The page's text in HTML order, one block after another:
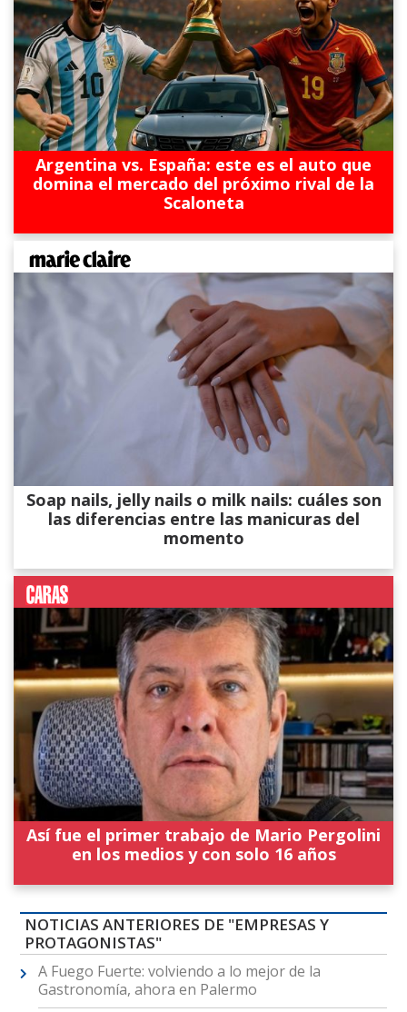
Argentina vs. España: este es el auto que
domina el mercado del próximo rival de la
Scaloneta
Soap nails, jelly nails o milk nails: cuáles son
las diferencias entre las manicuras del
momento
Así fue el primer trabajo de Mario Pergolini
en los medios y con solo 16 años
NOTICIAS ANTERIORES DE "EMPRESAS Y
PROTAGONISTAS"
A Fuego Fuerte: volviendo a lo mejor de la
Gastronomía, ahora en Palermo